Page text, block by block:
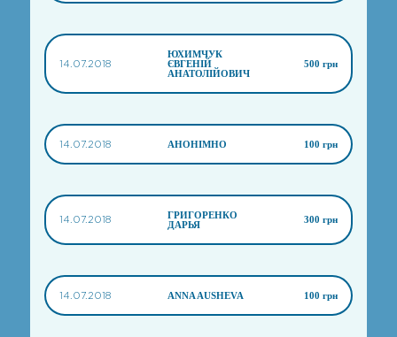
14.07.2018
ЮХИМЧУК
ЄВГЕНІЙ
АНАТОЛІЙОВИЧ
500 грн
14.07.2018 АНОНІМНО 100 грн
14.07.2018
ГРИГОРЕНКО
ДАРЬЯ
300 грн
14.07.2018 ANNA AUSHEVA 100 грн